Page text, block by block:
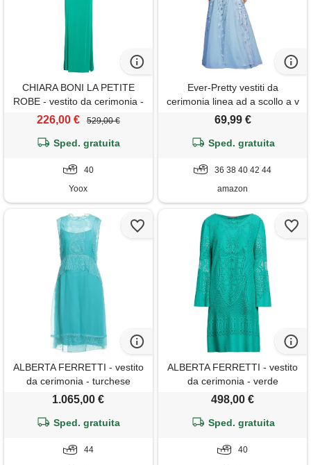
CHIARA BONI LA PETITE
ROBE - vestito da cerimonia -
verde
226,00 € 529,00 €
Sped. gratuita
40
Yoox
Ever-Pretty vestiti da
cerimonia linea ad a scollo a v
per cerimonia sera damigella
cielo blu 36
69,99 €
Sped. gratuita
36 38 40 42 44
amazon
ALBERTA FERRETTI - vestito
da cerimonia - turchese
1.065,00 €
Sped. gratuita
44
ALBERTA FERRETTI - vestito
da cerimonia - verde
smeraldo
498,00 €
Sped. gratuita
40